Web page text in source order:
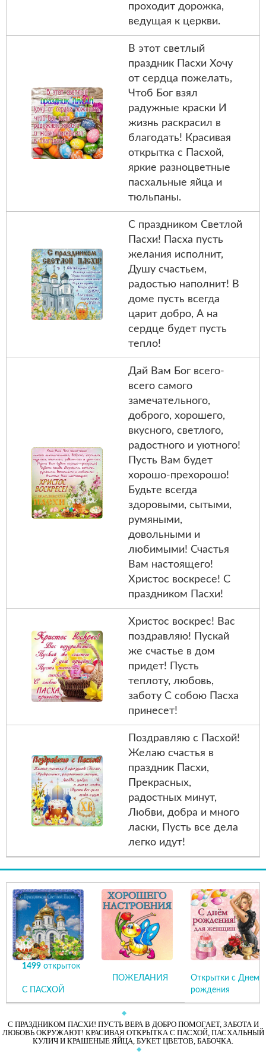
проходит дорожка,
ведущая к церкви.
В этот светлый
праздник Пасхи Хочу
от сердца пожелать,
Чтоб Бог взял
радужные краски И
жизнь раскрасил в
благодать! Красивая
открытка с Пасхой,
яркие разноцветные
пасхальные яйца и
тюльпаны.
С праздником Светлой
Пасхи! Пасха пусть
желания исполнит,
Душу счастьем,
радостью наполнит! В
доме пусть всегда
царит добро, А на
сердце будет пусть
тепло!
Дай Вам Бог всего-
всего самого
замечательного,
доброго, хорошего,
вкусного, светлого,
радостного и уютного!
Пусть Вам будет
хорошо-прехорошо!
Будьте всегда
здоровыми, сытыми,
румяными,
довольными и
любимыми! Счастья
Вам настоящего!
Христос воскресе! С
праздником Пасхи!
Христос воскрес! Вас
поздравляю! Пускай
же счастье в дом
придет! Пусть
теплоту, любовь,
заботу С собою Пасха
принесет!
Поздравляю с Пасхой!
Желаю счастья в
праздник Пасхи,
Прекрасных,
радостных минут,
Любви, добра и много
ласки, Пусть все дела
легко идут!
1499 открыток
С ПАСХОЙ
ПОЖЕЛАНИЯ
Открытки с Днем
рождения
С ПРАЗДНИКОМ ПАСХИ! ПУСТЬ ВЕРА В ДОБРО ПОМОГАЕТ, ЗАБОТА И
ЛЮБОВЬ ОКРУЖАЮТ! КРАСИВАЯ ОТКРЫТКА С ПАСХОЙ, ПАСХАЛЬНЫЙ
КУЛИЧ И КРАШЕНЫЕ ЯЙЦА, БУКЕТ ЦВЕТОВ, БАБОЧКА.